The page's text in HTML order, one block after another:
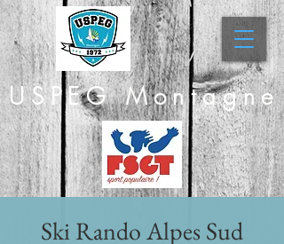
USPEG Montagne
Ski Rando Alpes Sud